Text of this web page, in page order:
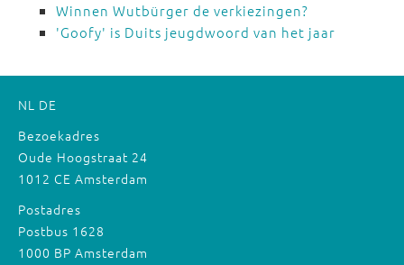
Winnen Wutbürger de verkiezingen?
'Goofy' is Duits jeugdwoord van het jaar
NL DE
Bezoekadres
Oude Hoogstraat 24
1012 CE Amsterdam
Postadres
Postbus 1628
1000 BP Amsterdam